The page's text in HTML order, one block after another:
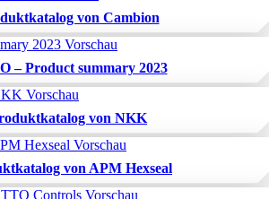
von Cambion
– Product summary 2023
von NKK
von APM Hexseal